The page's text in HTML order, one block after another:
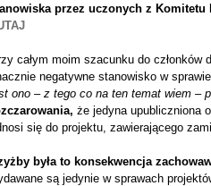
przez uczonych z Komitetu
całym moim szacunku do
negatywne stanowisko w
ono – z tego co na ten temat wiem –
że jedyna upubliczniona
się do projektu, zawierającego
była to konsekwencja
są jedynie w sprawach